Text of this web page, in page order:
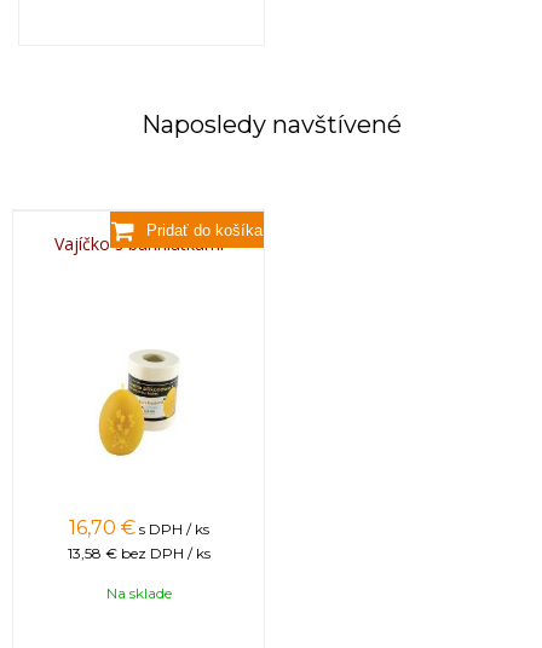
Naposledy navštívené
Vajíčko s bahniatkami
16,70 € s DPH / ks
13,58 € bez DPH / ks
Na sklade